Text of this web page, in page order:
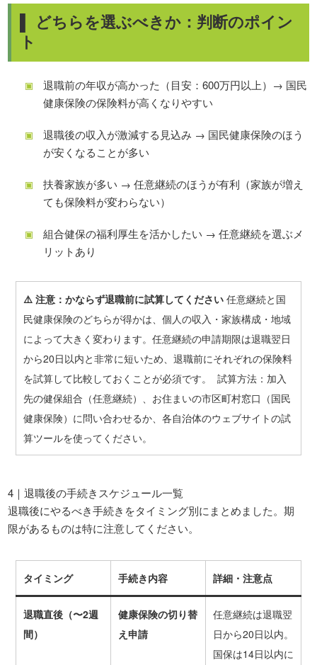
▌ どちらを選ぶべきか：判断のポイン
ト
退職前の年収が高かった（目安：600万円以上）→ 国民
健康保険の保険料が高くなりやすい
退職後の収入が激減する見込み → 国民健康保険のほう
が安くなることが多い
扶養家族が多い → 任意継続のほうが有利（家族が増え
ても保険料が変わらない）
組合健保の福利厚生を活かしたい → 任意継続を選ぶメ
リットあり
⚠️ 注意：かならず退職前に試算してください任意継続と国
民健康保険のどちらが得かは、個人の収入・家族構成・地域
によって大きく変わります。任意継続の申請期限は退職翌日
から20日以内と非常に短いため、退職前にそれぞれの保険料
を試算して比較しておくことが必須です。 試算方法：加入
先の健保組合（任意継続）、お住まいの市区町村窓口（国民
健康保険）に問い合わせるか、各自治体のウェブサイトの試
算ツールを使ってください。
4｜退職後の手続きスケジュール一覧
退職後にやるべき手続きをタイミング別にまとめました。期
限があるものは特に注意してください。
タイミング 手続き内容 詳細・注意点
退職直後（〜2週
間）
健康保険の切り替
え申請
任意継続は退職翌
日から20日以内。
国保は14日以内に